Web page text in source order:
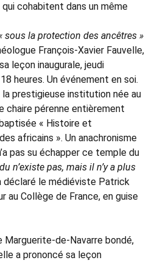
cohabitent dans un même
sous la protection des ancêtres »
François-Xavier Fauvelle,
leçon inaugurale, jeudi
heures. Un événement en soi.
la prestigieuse institution née au
chaire pérenne entièrement
« Histoire et
africains ». Un anachronisme
pas su échapper ce temple du
n’existe pas, mais il n’y a plus
déclaré le médiéviste Patrick
au Collège de France, en guise
Marguerite-de-Navarre bondé,
a prononcé sa leçon